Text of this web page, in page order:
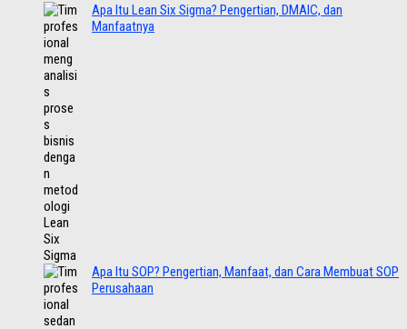
Apa Itu Lean Six Sigma? Pengertian, DMAIC, dan
Manfaatnya
Apa Itu SOP? Pengertian, Manfaat, dan Cara Membuat SOP
Perusahaan